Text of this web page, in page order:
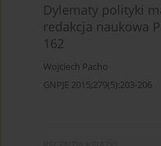
Dylematy polityki
redakcja naukowa
162
Wojciech Pacho
GNPJE 2015;279(5):203-206